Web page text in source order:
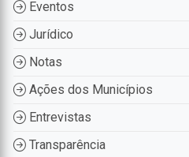
Eventos
Jurídico
Notas
Ações dos Municípios
Entrevistas
Transparência